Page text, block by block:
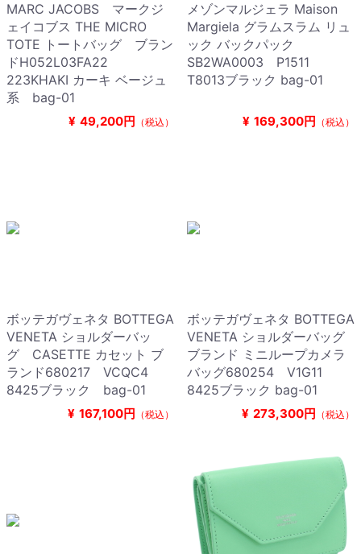
MARC JACOBS マークジ
ェイコブス THE MICRO
TOTE トートバッグ ブラン
ドH052L03FA22
223KHAKI カーキ ベージュ
系 bag-01
¥ 49,200円 （税込）
メゾンマルジェラ Maison
Margiela グラムスラム リュ
ック バックパック
SB2WA0003 P1511
T8013ブラック bag-01
¥ 169,300円 （税込）
ボッテガヴェネタ BOTTEGA
VENETA ショルダーバッ
グ CASETTE カセット ブ
ランド680217 VCQC4
8425ブラック bag-01
¥ 167,100円 （税込）
ボッテガヴェネタ BOTTEGA
VENETA ショルダーバッグ
ブランド ミニループカメラ
バッグ680254 V1G11
8425ブラック bag-01
¥ 273,300円 （税込）